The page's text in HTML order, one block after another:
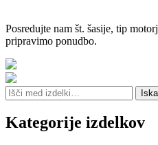
Posredujte nam št. šasije, tip
pripravimo ponudbo.
Išči:
Kategorije izdelkov